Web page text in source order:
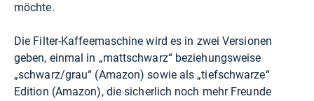
möchte.
Die Filter-Kaffeemaschine wird es in zwei Versionen
geben, einmal in „mattschwarz“ beziehungsweise
„schwarz/grau“ (Amazon) sowie als „tiefschwarze“
Edition (Amazon), die sicherlich noch mehr Freunde